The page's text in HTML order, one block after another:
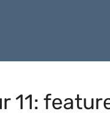
11: